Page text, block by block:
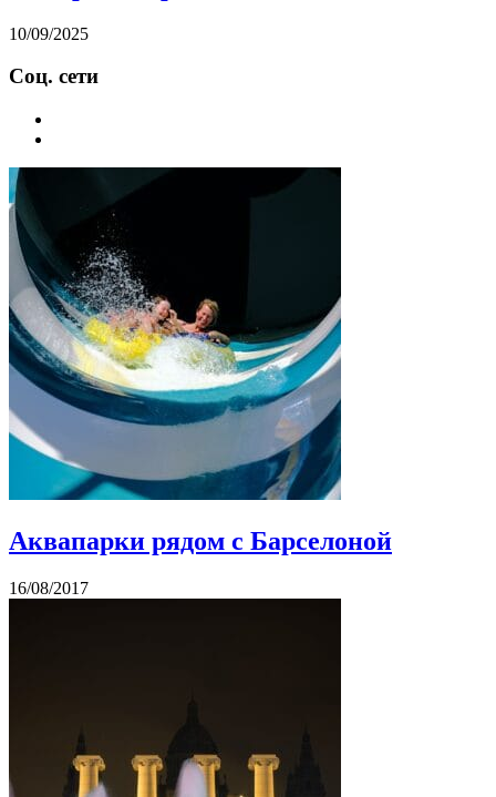
10/09/2025
Соц. сети
Аквапарки рядом с Барселоной
16/08/2017